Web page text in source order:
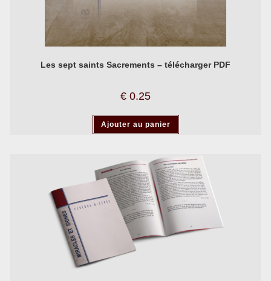
Les sept saints Sacrements – télécharger PDF
€ 0.25
Ajouter au panier